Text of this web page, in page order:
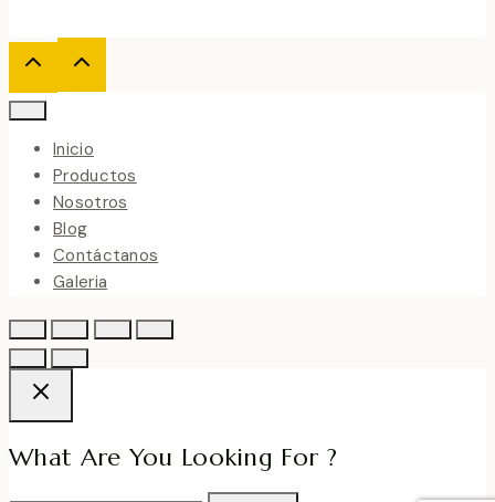
Inicio
Productos
Nosotros
Blog
Contáctanos
Galeria
What Are You Looking For ?